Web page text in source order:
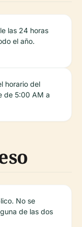
las 24 horas
el año.
horario del
de 5:00 AM a
No se
de las dos